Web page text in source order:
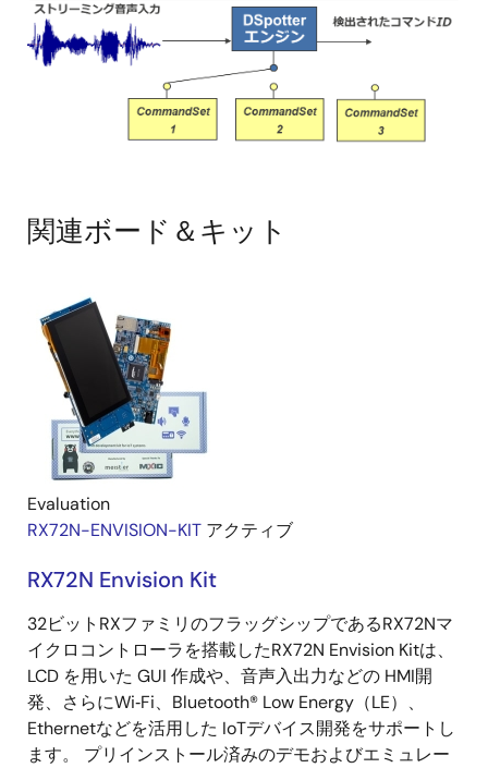
画
像
関連ボード＆キット
Evaluation
RX72N-ENVISION-KIT アクティブ
RX72N Envision Kit
32ビットRXファミリのフラッグシップであるRX72Nマ
イクロコントローラを搭載したRX72N Envision Kitは、
LCD を用いた GUI 作成や、音声入出力などの HMI開
発、さらにWi‑Fi、Bluetooth® Low Energy（LE）、
Ethernetなどを活用した IoTデバイス開発をサポートし
ます。 プリインストール済みのデモおよびエミュレー